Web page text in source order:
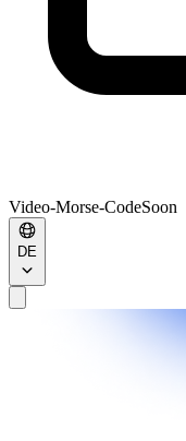
Video-Morse-CodeSoon
DE